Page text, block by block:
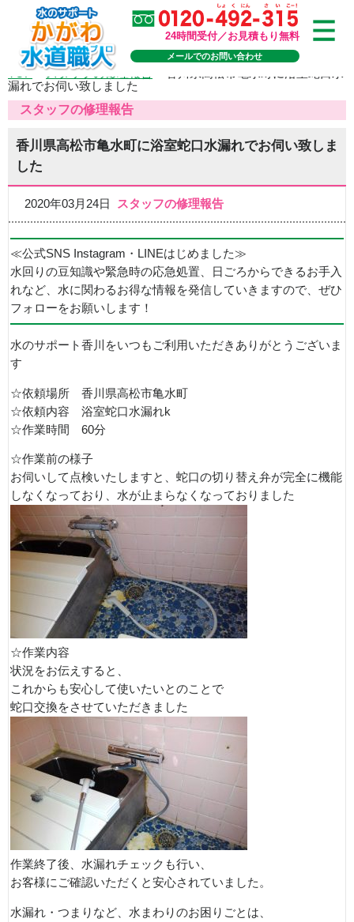
24時間受付／お見積もり無料
メールでのお問い合わせ
TOP>スタッフの修理報告
漏れでお伺い致しました
スタッフの修理報告
香川県高松市亀水町に浴室蛇口水漏れでお伺い致しま
した
2020年03月24日 スタッフの修理報告
≪公式SNS Instagram・LINEはじめました≫
水回りの豆知識や緊急時の応急処置、日ごろからできるお手入
れなど、水に関わるお得な情報を発信していきますので、ぜひ
フォローをお願いします！
水のサポート香川をいつもご利用いただきありがとうございま
す
☆依頼場所 香川県高松市亀水町
☆依頼内容 浴室蛇口水漏れk
☆作業時間 60分
☆作業前の様子
お伺いして点検いたしますと、蛇口の切り替え弁が完全に機能
しなくなっており、水が止まらなくなっておりました
☆作業内容
状況をお伝えすると、
これからも安心して使いたいとのことで
蛇口交換をさせていただきました
作業終了後、水漏れチェックも行い、
お客様にご確認いただくと安心されていました。
水漏れ・つまりなど、水まわりのお困りごとは、